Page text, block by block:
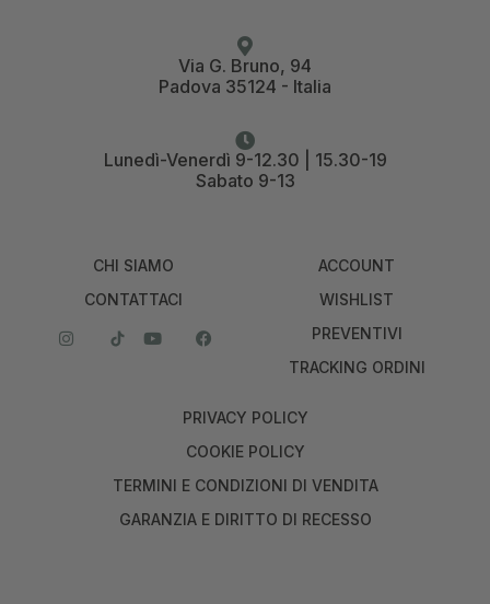
Via G. Bruno, 94
Padova 35124 - Italia
Lunedì-Venerdì 9-12.30 | 15.30-19
Sabato 9-13
CHI SIAMO
CONTATTACI
ACCOUNT
WISHLIST
PREVENTIVI
TRACKING ORDINI
PRIVACY POLICY
COOKIE POLICY
TERMINI E CONDIZIONI DI VENDITA
GARANZIA E DIRITTO DI RECESSO